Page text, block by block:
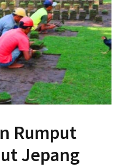
Rumput
Jepang